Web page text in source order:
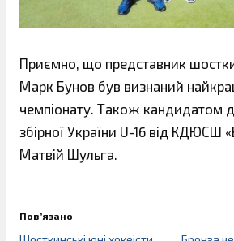
Приємно, що представник
Марк Бунов був визнаний
чемпіонату. Також кандидатом
збірної України U-16 від КДЮСШ
Матвій Шульга.
Пов’язано